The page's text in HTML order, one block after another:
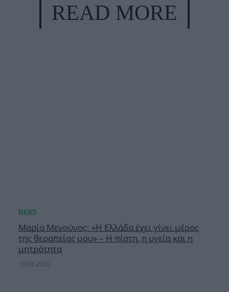
READ MORE
Μαρία Μενούνος: «Η Ελλάδα έχει γίνει μέρος
της θεραπείας μου» – Η πίστη, η υγεία και η
μητρότητα
10.08.2026